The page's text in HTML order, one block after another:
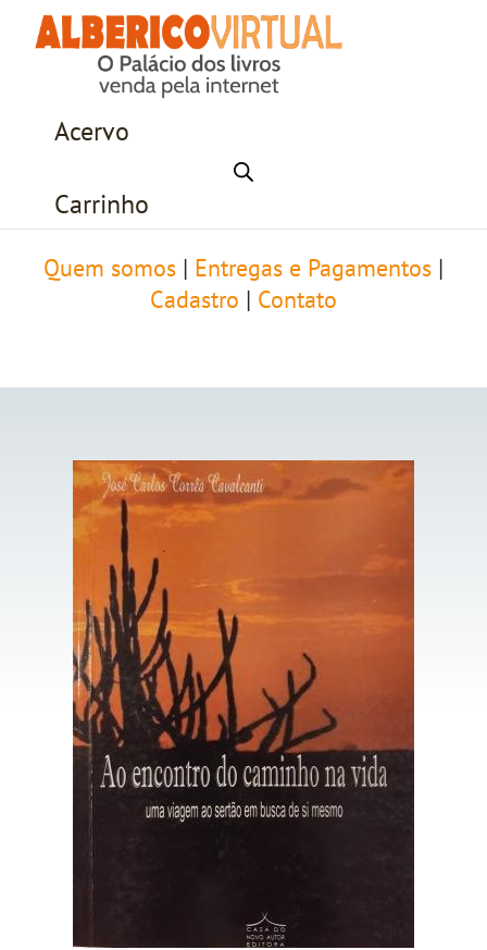
Acervo
Carrinho
Quem somos Entregas e Pagamentos
Cadastro
Contato